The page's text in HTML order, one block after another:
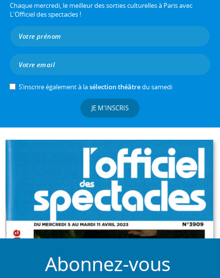
Chaque mercredi, le meilleur des sorties culturelles à Paris avec
L'Officiel des spectacles !
S’inscrire également à lasélection théâtredu samedi
JE M'INSCRIS